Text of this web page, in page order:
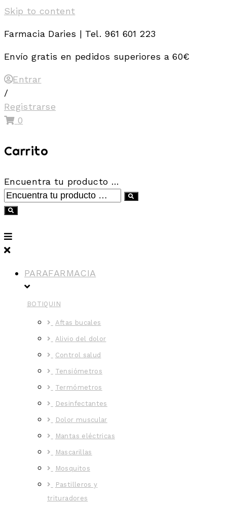
Skip to content
Farmacia Daries | Tel. 961 601 223
Envío gratis en pedidos superiores a 60€
Entrar
/
Registrarse
0
Carrito
Encuentra tu producto …
PARAFARMACIA
BOTIQUIN
Aftas bucales
Alivio del dolor
Control salud
Tensiómetros
Termómetros
Desinfectantes
Dolor muscular
Mantas eléctricas
Mascarillas
Mosquitos
Pastilleros y
trituradores